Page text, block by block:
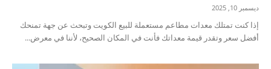
ديسمبر 10, 2025
إذا كنت تمتلك معدات مطاعم مستعملة للبيع الكويت وتبحث عن جهة تمنحك
أفضل سعر وتقدر قيمة معداتك فأنت في المكان الصحيح، لأننا في معرض...